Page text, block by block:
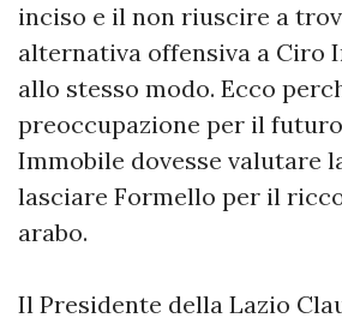
inciso e il non riuscire a
alternativa offensiva a Ciro
allo stesso modo. Ecco
preoccupazione per il
Immobile dovesse valutare
lasciare Formello per il
arabo.
Il Presidente della Lazio